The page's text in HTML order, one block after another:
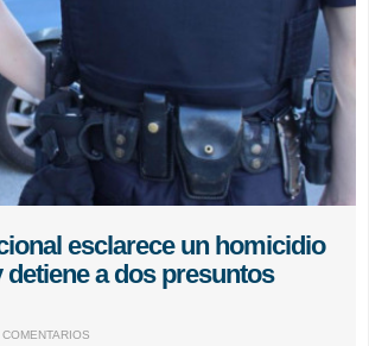
esclarece un homicidio
detiene a dos presuntos